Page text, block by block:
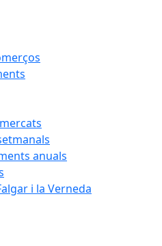
anuals
i la Verneda